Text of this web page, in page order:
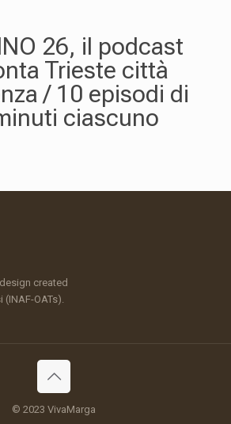
26, il podcast
Trieste città
/ 10 episodi di
ciascuno
created
(INAF-OATs).
© 2023 VivaMarga